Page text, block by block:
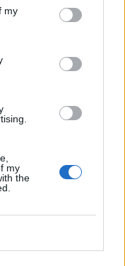
my
my
the
rigueur et de
C’est une
des dossiers
pas vous laisser
; il est essentiel de
stabilité ou pour
N’oubliez pas
et respirer